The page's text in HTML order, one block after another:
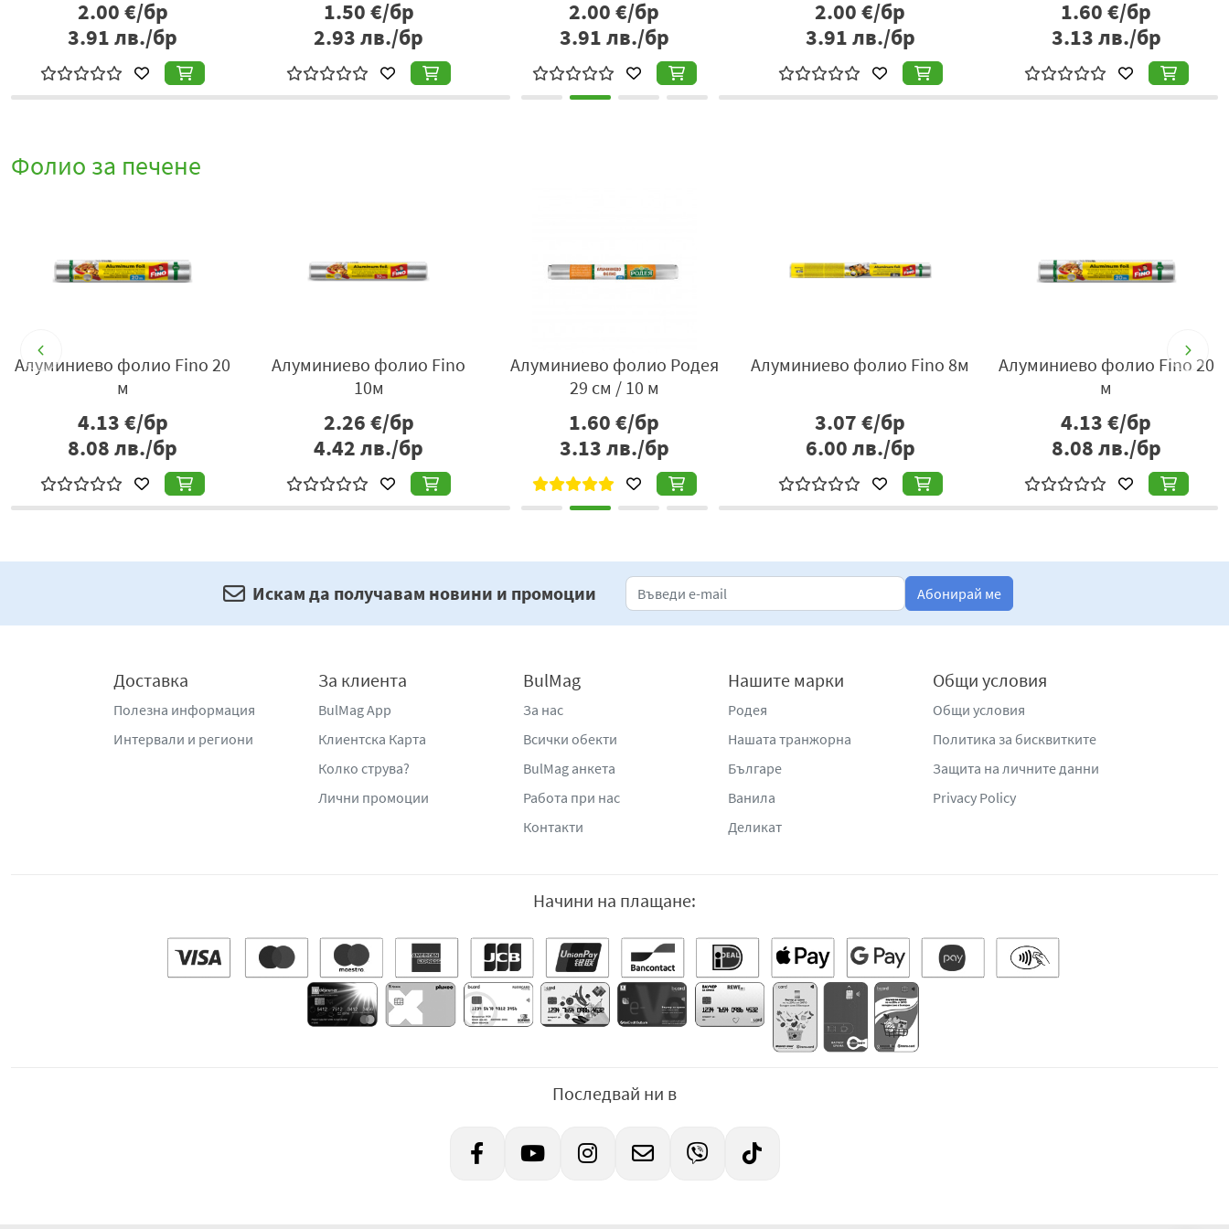
0.85€/бр
1.66лв./бр
1.80€/бр
3.52лв./бр
2.50€/бр
4.89лв./бр
0.85€/бр
1.66лв./бр
2.20€/бр
4.30лв./бр
Фолио за печене
Алуминиево фолио Fino 20
м
4.13€/бр
8.08лв./бр
Алуминиево фолио Fino
10м
2.26€/бр
4.42лв./бр
Алуминиево фолио Родея
29 см / 10 м
1.60€/бр
3.13лв./бр
Алуминиево фолио Fino 8м
3.07€/бр
6.00лв./бр
Алуминиево фолио Fino 20
м
4.13€/бр
8.08лв./бр
Искам да получавам новини и промоции Абонирай ме
Доставка
Полезна информация
Интервали и региони
За клиента
BulMag App
Клиентска Карта
Колко струва?
Лични промоции
BulMag
За нас
Всички обекти
BulMag анкета
Работа при нас
Контакти
Нашите марки
Родея
Нашата транжорна
Българе
Ванила
Деликат
Общи условия
Общи условия
Политика за бисквитките
Защита на личните данни
Privacy Policy
Начини на плащане:
Последвай ни в